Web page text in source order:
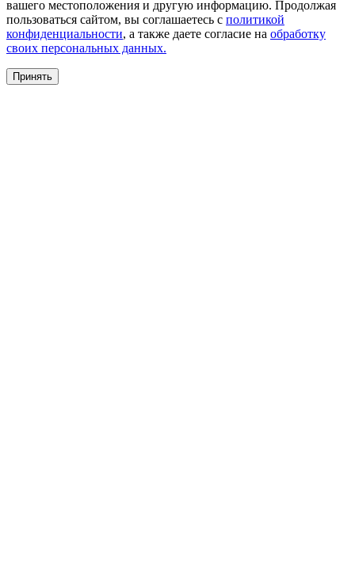
вашего местоположения и другую информацию. Продолжая
пользоваться сайтом, вы соглашаетесь с политикой
конфиденциальности, а также даете согласие на обработку
своих персональных данных.
Принять